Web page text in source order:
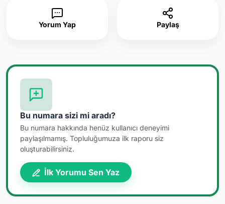
Yorum Yap Paylaş
Bu numara sizi mi aradı?
Bu numara hakkında henüz kullanıcı deneyimi
paylaşılmamış. Topluluğumuza ilk raporu siz
oluşturabilirsiniz.
İlk Yorumu Sen Yaz